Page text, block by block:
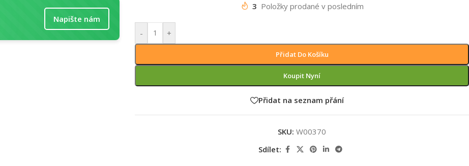
Napište nám
3 Položky prodané v posledním
- +
Přidat Do Košíku
Koupit Nyní
Přidat na seznam přání
SKU: W00370
Sdílet: